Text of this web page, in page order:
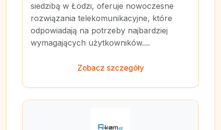
siedzibą w Łodzi, oferuje nowoczesne
rozwiązania telekomunikacyjne, które
odpowiadają na potrzeby najbardziej
wymagających użytkowników....
Zobacz szczegóły